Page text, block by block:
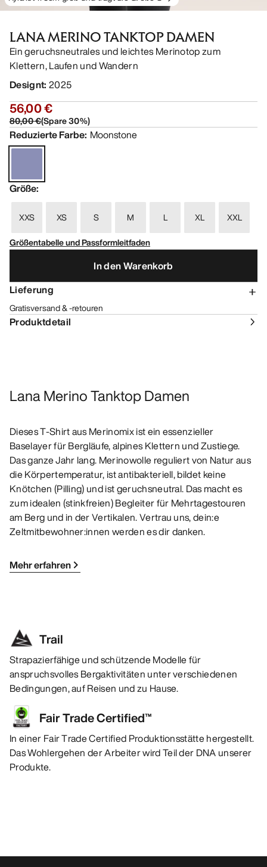
LANA MERINO TANKTOP DAMEN
Ein geruchsneutrales und leichtes Merinotop zum
Klettern, Laufen und Wandern
Designt: 2025
56,00 €
80,00 €(Spare30%)
Reduzierte Farbe: Moonstone
Größe:
XXS XS S M L XL
XXL
Größentabelle und Passformleitfaden
In den Warenkorb
Lieferung
Gratisversand & -retouren
Produktdetail
Lana Merino Tanktop Damen
Dieses T-Shirt aus Merinomix ist ein essenzieller
Baselayer für Bergläufe, alpines Klettern und Zustiege.
Das ganze Jahr lang. Merinowolle reguliert von Natur aus
die Körpertemperatur, ist antibakteriell, bildet keine
Knötchen (Pilling) und ist geruchsneutral. Das macht es
zum idealen (stinkfreien) Begleiter für Mehrtagestouren
am Berg und in der Vertikalen. Vertrau uns, dein:e
Zeltmitbewohner:innen werden es dir danken.
Mehr erfahren
Trail
Strapazierfähige und schützende Modelle für
anspruchsvolles Bergaktivitäten unter verschiedenen
Bedingungen, auf Reisen und zu Hause.
Fair Trade Certified™
In einer Fair Trade Certified Produktionsstätte hergestellt.
Das Wohlergehen der Arbeiter wird Teil der DNA unserer
Produkte.